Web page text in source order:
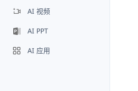
AI 视频
AI PPT
AI 应用